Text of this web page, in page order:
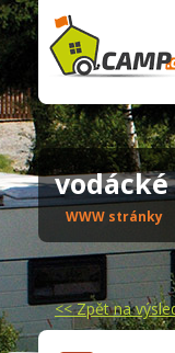
WWW stránky
<<Zpět na